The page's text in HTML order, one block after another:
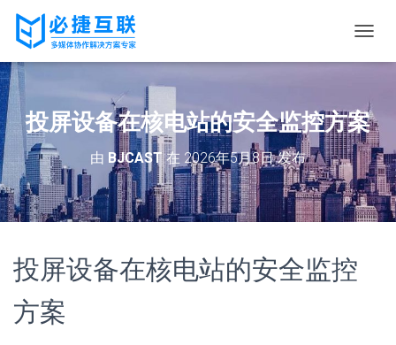
换
投屏设备在核电站的安全监控方案
由 BJCAST在 2026年5月8日发布
投屏设备在核电站的安全监控
方案